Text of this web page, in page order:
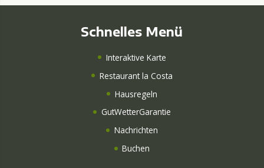
Schnelles Menü
Interaktive Karte
Restaurant la Costa
Hausregeln
GutWetterGarantie
Nachrichten
Buchen